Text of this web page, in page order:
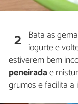
2 Bata as
iogurte e
estiverem bem
peneiradae
grumos e facilita